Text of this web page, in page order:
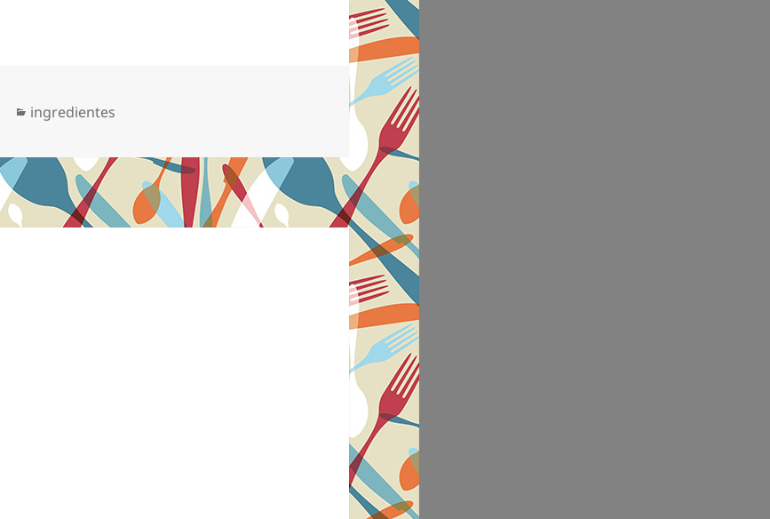
Categorias
ingredientes